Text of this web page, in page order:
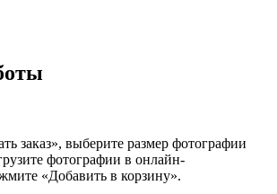
заказ», выберите размер фотографии
фотографии в онлайн-
«Добавить в корзину».